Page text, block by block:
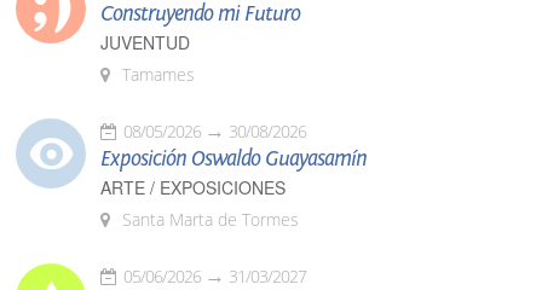
Construyendo mi Futuro
JUVENTUD
Tamames
08/05/2026 30/08/2026
Exposición Oswaldo Guayasamín
ARTE / EXPOSICIONES
Santa Marta de Tormes
05/06/2026 31/03/2027